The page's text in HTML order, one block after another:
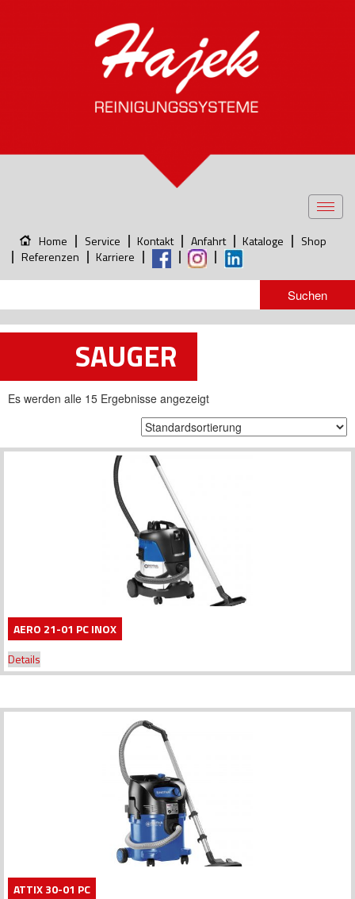
Home Service Kontakt Anfahrt Kataloge
Shop
Referenzen
Karriere
SAUGER
Es werden alle 15 Ergebnisse angezeigt
AERO 21-01 PC INOX
Details
ATTIX 30-01 PC